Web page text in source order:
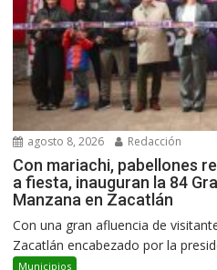
agosto 8, 2026 Redacción
Con mariachi, pabellones
a fiesta, inauguran la 84
Manzana en Zacatlán
Con una gran afluencia de
Zacatlán encabezado por la
Municipios